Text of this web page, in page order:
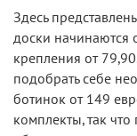
Здесь
доски начинаются
крепления от
подобрать себе
ботинок от 149
комплекты, так